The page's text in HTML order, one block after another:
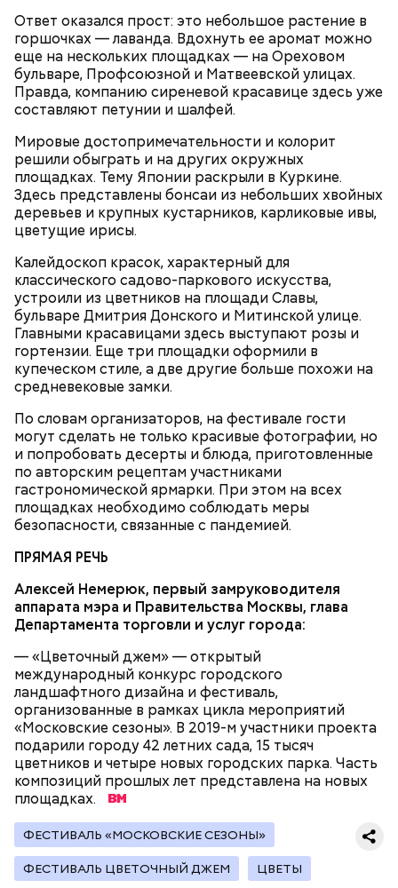
Ответ оказался прост: это небольшое растение в
горшочках — лаванда. Вдохнуть ее аромат можно
еще на нескольких площадках — на Ореховом
бульваре, Профсоюзной и Матвеевской улицах.
Правда, компанию сиреневой красавице здесь уже
составляют петунии и шалфей.
Мировые достопримечательности и колорит
решили обыграть и на других окружных
площадках. Тему Японии раскрыли в Куркине.
Здесь представлены бонсаи из небольших хвойных
деревьев и крупных кустарников, карликовые ивы,
цветущие ирисы.
Калейдоскоп красок, характерный для
классического садово-паркового искусства,
устроили из цветников на площади Славы,
бульваре Дмитрия Донского и Митинской улице.
Главными красавицами здесь выступают розы и
гортензии. Еще три площадки оформили в
купеческом стиле, а две другие больше похожи на
средневековые замки.
По словам организаторов, на фестивале гости
могут сделать не только красивые фотографии, но
и попробовать десерты и блюда, приготовленные
по авторским рецептам участниками
гастрономической ярмарки. При этом на всех
площадках необходимо соблюдать меры
безопасности, связанные с пандемией.
ПРЯМАЯ РЕЧЬ
Алексей Немерюк, первый замруководителя
аппарата мэра и Правительства Москвы, глава
Департамента торговли и услуг города:
— «Цветочный джем» — открытый
международный конкурс городского
ландшафтного дизайна и фестиваль,
организованные в рамках цикла мероприятий
«Московские сезоны». В 2019-м участники проекта
подарили городу 42 летних сада, 15 тысяч
цветников и четыре новых городских парка. Часть
композиций прошлых лет представлена на новых
площадках.
ФЕСТИВАЛЬ «МОСКОВСКИЕ СЕЗОНЫ»
ФЕСТИВАЛЬ ЦВЕТОЧНЫЙ ДЖЕМ ЦВЕТЫ
— Карбышеву мы посвятили музей на первом этаже
школы. Здесь наши ученики знакомятся с подвигом
героя... Макеты оборонительных сооружений
отметили, что после войны в школе преподавал
Герой СССР Леонид Бубер, который сражался за
Родину вместе с Дмитрием Карбышевым.
Депутат Госдумы, летчик-космонавт, Герой России
Роман Романенко в среду, 1 сентября,провел
лекцию о современных ценностях и детских
профессиональных стремлениях, о добре и
взаимовыручке, о важности учебы и любви к
родине для школьников столичного района
Ясенево.